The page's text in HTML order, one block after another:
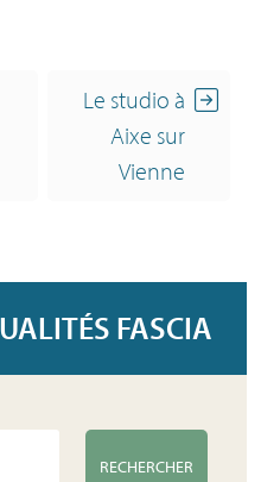
Le studio à
Aixe sur
Vienne
FASCIA
RECHERCHER